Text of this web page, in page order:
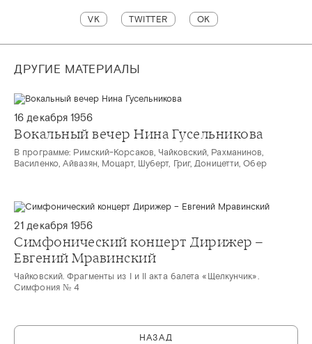
VK TWITTER OK
ДРУГИЕ МАТЕРИАЛЫ
16 декабря 1956
Вокальный вечер Нина Гусельникова
В программе: Римский-Корсаков, Чайковский, Рахманинов,
Василенко, Айвазян, Моцарт, Шуберт, Григ, Доницетти, Обер
21 декабря 1956
Симфонический концерт Дирижер –
Евгений Мравинский
Чайковский. Фрагменты из I и II акта балета «Щелкунчик».
Симфония № 4
НАЗАД